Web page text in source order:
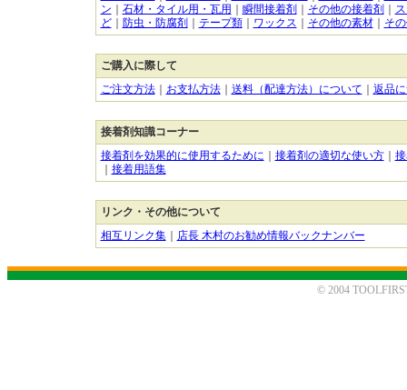
ン
石材・タイル用・瓦用 瞬間接着剤 その他の接着剤
ど｜ 防虫・防腐剤 テープ類｜ ワックス その他の素材｜ そ
ご購入に際して
ご注文方法｜ お支払方法｜ 送料（配達方法）について 返品
接着剤知識コーナー
接着剤を効果的に使用するために
接着剤の適切な使い方｜
接着用語集
リンク・その他について
相互リンク集｜ 店長 木村のお勧め情報バックナンバー
© 2004